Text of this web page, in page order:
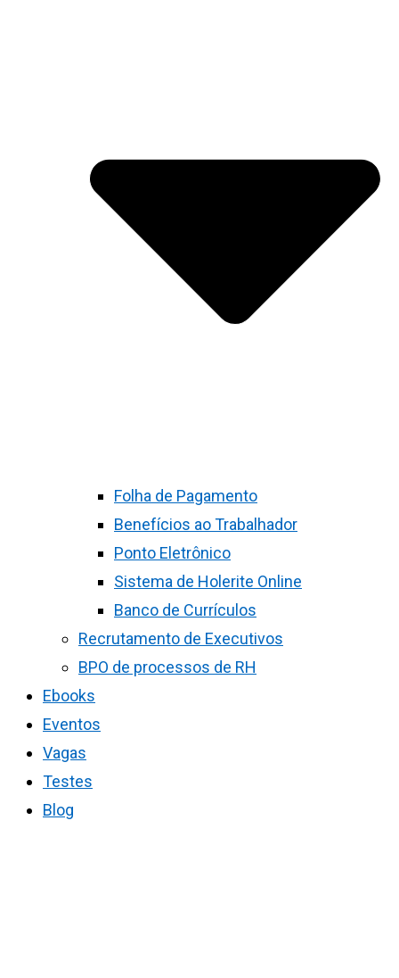
Folha de Pagamento
Benefícios ao Trabalhador
Ponto Eletrônico
Sistema de Holerite Online
Banco de Currículos
Recrutamento de Executivos
BPO de processos de RH
Ebooks
Eventos
Vagas
Testes
Blog